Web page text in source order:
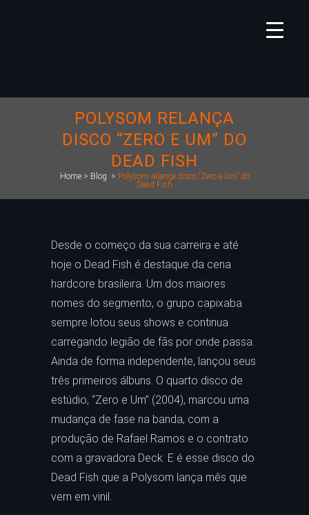
POLYSOM RELANÇA
DISCO “ZERO E UM” DO
DEAD FISH
Home> Blog > Polysom relança disco “Zero e Um” do
Dead Fish
Desde o começo da sua carreira e até
hoje o Dead Fish é destaque da cena
hardcore brasileira. Um dos maiores
nomes do segmento, o grupo capixaba
sempre lotou seus shows e continua
carregando legião de fãs por onde passa.
Ainda de forma independente, lançou seus
três primeiros álbuns. O quarto disco de
estúdio, “Zero e Um” (2004), marcou uma
mudança de fase na banda, com a
produção de Rafael Ramos e o contrato
com a gravadora Deck. E é esse disco do
Dead Fish que a Polysom lança mês que
vem em vinil.